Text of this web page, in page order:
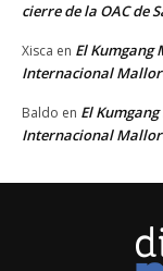
cierre de la OAC de
Xisca en El Kumgang
Internacional
Baldo en El
Internacional